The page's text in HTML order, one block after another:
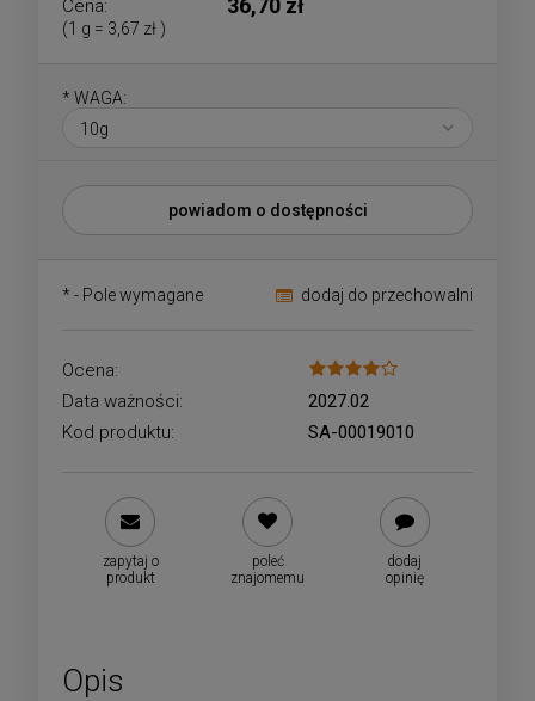
Cena: 36,70 zł
(1 g = 3,67 zł )
* WAGA:
powiadom o dostępności
dodaj do przechowalni
* - Pole wymagane
Ocena:
Data ważności:
2027.02
Kod produktu:
SA-00019010
zapytaj o
produkt
poleć
znajomemu
dodaj
opinię
Opis